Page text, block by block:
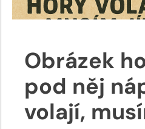
Obrázek
pod něj
volají,